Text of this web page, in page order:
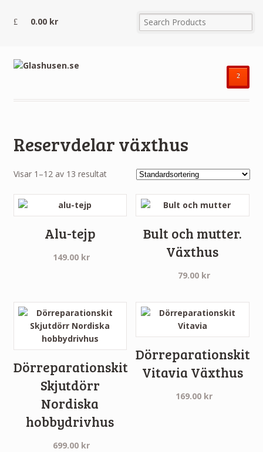
0.00 kr
²
Reservdelar växthus
Visar 1–12 av 13 resultat
Alu-tejp
149.00 kr
Bult och mutter.
Växthus
79.00 kr
Dörreparationskit
Skjutdörr
Nordiska
hobbydrivhus
699.00 kr
Dörreparationskit
Vitavia Växthus
169.00 kr